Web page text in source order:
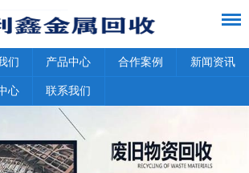
们 产品中心 合作案例 新闻资讯
心 联系我们